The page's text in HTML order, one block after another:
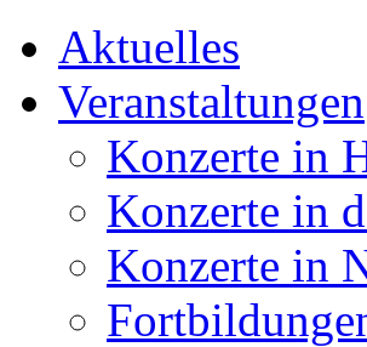
Aktuelles
Veranstaltungen
Konzerte in
Konzerte in
Konzerte in